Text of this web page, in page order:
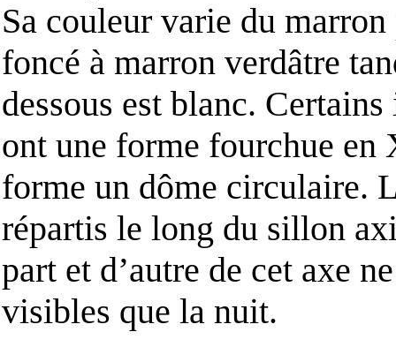
Sa couleur varie du marron
foncé à marron verdâtre
dessous est blanc.
ont une forme fourchue en
forme un dôme circulaire.
répartis le long du sillon
part et d’autre de cet axe
visibles que la nuit.